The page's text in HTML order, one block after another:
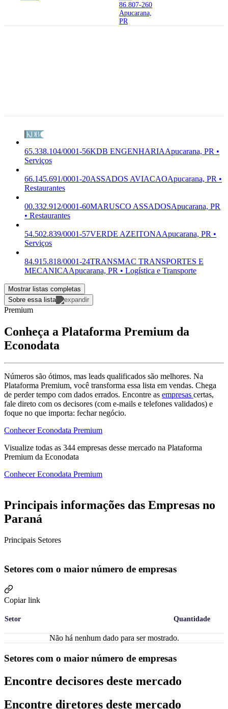
86.807-260
Apucarana,
PR
65.338.104/0001-56KDB ENGENHARIAApucarana, PR •
Serviços
66.145.691/0001-20ASSADOS AVIACAOApucarana, PR •
Restaurantes
00.332.912/0001-60MARUSCO ASSADOSApucarana, PR
• Restaurantes
54.502.839/0001-57VERDE AZEITONAApucarana, PR •
Serviços
84.915.818/0001-24TRANSMAC TRANSPORTES E
MECANICAApucarana, PR • Logística e Transporte
Mostrar listas completas
Sobre essa lista
Premium
Conheça a Plataforma Premium da
Econodata
Números são ótimos, mas leads qualificados são melhores. Na
Plataforma Premium, você transforma essa lista em vendas. Chega
de perder tempo com dados errados. Encontre as empresas certas,
fale direto com os decisores (com e-mails e telefones validados) e
foque no que importa: fechar negócio.
Conhecer Econodata Premium
Visualize todas as 344 empresas desse mercado na Plataforma
Premium da Econodata
Conhecer Econodata Premium
Principais informações das Empresas no
Paraná
Principais Setores
Setores com o maior número de empresas
Copiar link
Setor Quantidade
Não há nenhum dado para ser mostrado.
Setores com o maior número de empresas
Encontre decisores deste mercado
Encontre diretores deste mercado